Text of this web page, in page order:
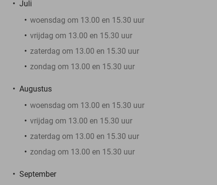
Juli
woensdag om 13.00 en 15.30 uur
vrijdag om 13.00 en 15.30 uur
zaterdag om 13.00 en 15.30 uur
zondag om 13.00 en 15.30 uur
Augustus
woensdag om 13.00 en 15.30 uur
vrijdag om 13.00 en 15.30 uur
zaterdag om 13.00 en 15.30 uur
zondag om 13.00 en 15.30 uur
September